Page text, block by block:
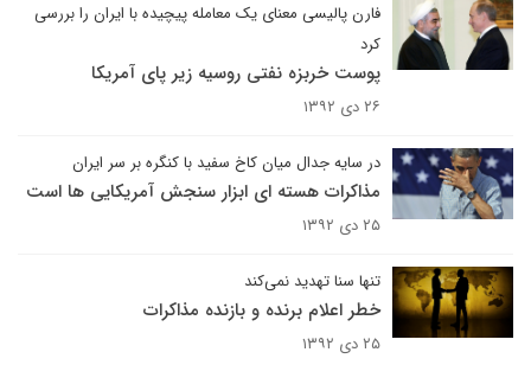
فارن پالیسی معنای یک معامله پیچیده با ایران را بررسی
کرد
پوست خربزه نفتی روسیه زیر پای آمریکا
۲۶ دی ۱۳۹۲
در سایه جدال میان کاخ سفید با کنگره بر سر ایران
مذاکرات هسته ای ابزار سنجش آمریکایی ها است
۲۵ دی ۱۳۹۲
تنها سنا تهدید نمی‌کند
خطر اعلام برنده و بازنده مذاکرات
۲۵ دی ۱۳۹۲